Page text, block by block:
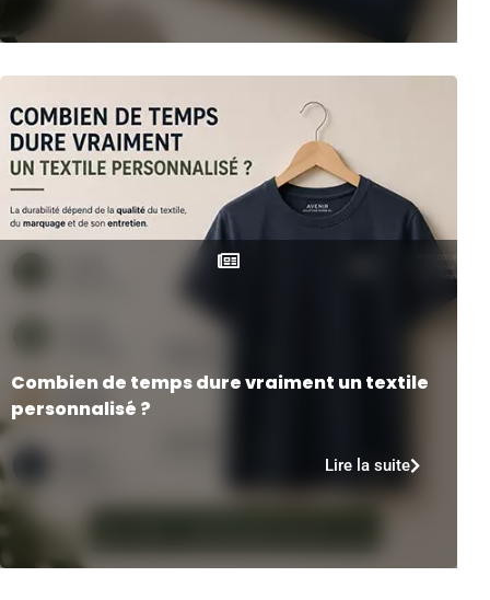
Combien de temps dure vraiment un textile
personnalisé ?
Lire la suite